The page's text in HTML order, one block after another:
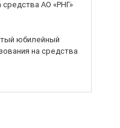
АО «РНГ»
юбилейный
на средства